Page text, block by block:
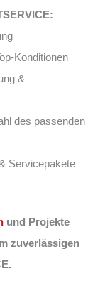
Konditionen
&
des passenden
Servicepakete
und Projekte
zuverlässigen